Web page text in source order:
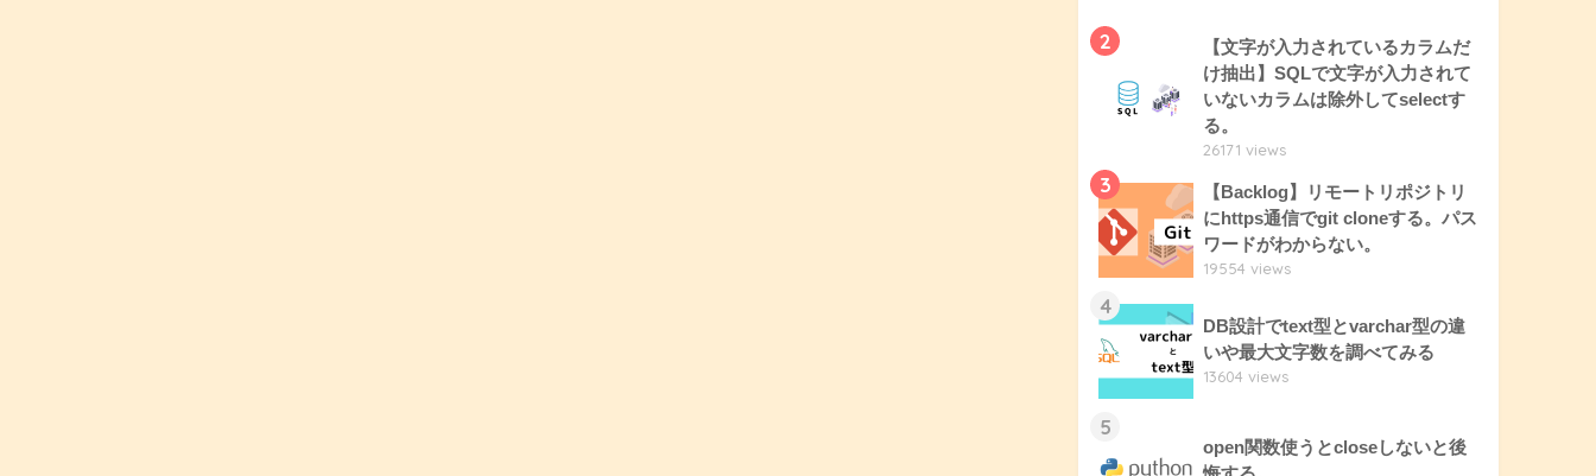
2
【文字が入力されているカラムだ
け抽出】SQLで文字が入力されて
いないカラムは除外してselectす
る。
26171 views
3
【Backlog】リモートリポジトリ
にhttps通信でgit cloneする。パス
ワードがわからない。
19554 views
4
DB設計でtext型とvarchar型の違
いや最大文字数を調べてみる
13604 views
5
open関数使うとcloseしないと後